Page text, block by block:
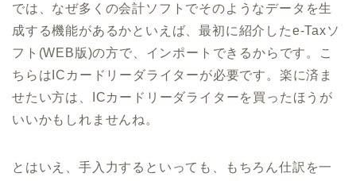
では、なぜ多くの会計ソフトでそのようなデータを生
成する機能があるかといえば、最初に紹介したe-Taxソ
フト(WEB版)の方で、インポートできるからです。こ
ちらはICカードリーダライターが必要です。楽に済ま
せたい方は、ICカードリーダライターを買ったほうが
いいかもしれませんね。
とはいえ、手入力するといっても、もちろん仕訳を一